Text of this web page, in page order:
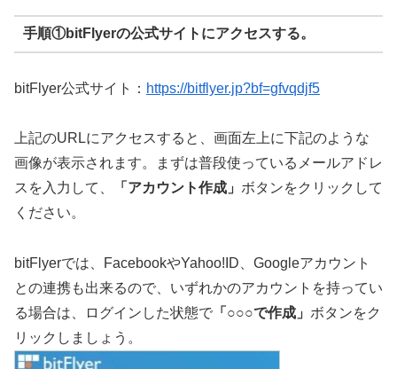
手順①bitFlyerの公式サイトにアクセスする。
bitFlyer公式サイト： https://bitflyer.jp?bf=gfvqdjf5
上記のURLにアクセスすると、画面左上に下記のような
画像が表示されます。まずは普段使っているメールアドレ
スを入力して、
「アカウント作成」 ボタンをクリックして
ください。
bitFlyerでは、FacebookやYahoo!ID、Googleアカウント
との連携も出来るので、いずれかのアカウントを持ってい
る場合は、ログインした状態で 「○○○で作成」 ボタンをク
リックしましょう。